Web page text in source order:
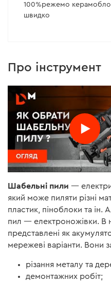
100%режемо
швидко
Про інструмент
Шабельні пили —
який може пиляти різні
пластик, піноблоки та ін.
пил — електроножівки. В
представлені як
мережеві варіанти. Вони
різання металу та
демонтажних робіт;